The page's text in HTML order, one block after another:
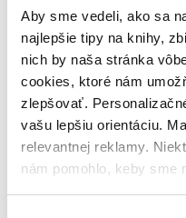
Aby sme vedeli, ako sa
najlepšie tipy na knihy,
nich by naša stránka
cookies, ktoré nám
zlepšovať.
vašu lepšiu orientáciu.
relevantnej reklamy.
nám pomohlo, keby sme
Pevná väzba
Slovenčina, 2026
Na sklade > 5 ks
Táto kniha sa môže na
okamžite! Ak si ju
odošleme vám ju ešte
pracovný deň.